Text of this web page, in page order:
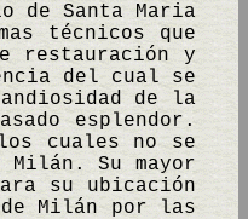
de Santa Maria
técnicos que
restauración y
del cual se
de la
esplendor.
cuales no se
Su mayor
su ubicación
Milán por las